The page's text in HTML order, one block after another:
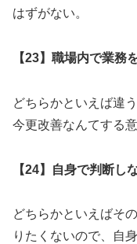
はずがない。
【23】職場内で業
どちらかといえ
今更改善なんてする意
【24】自身で判断
どちらかといえ
りたくないので、自